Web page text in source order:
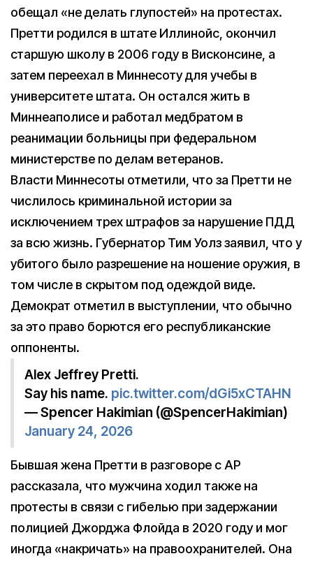
обещал «не делать глупостей» на протестах.
Претти родился в штате Иллинойс, окончил
старшую школу в 2006 году в Висконсине, а
затем переехал в Миннесоту для учебы в
университете штата. Он остался жить в
Миннеаполисе и работал медбратом в
реанимации больницы при федеральном
министерстве по делам ветеранов.
Власти Миннесоты отметили, что за Претти не
числилось криминальной истории за
исключением трех штрафов за нарушение ПДД
за всю жизнь. Губернатор Тим Уолз заявил, что у
убитого было разрешение на ношение оружия, в
том числе в скрытом под одеждой виде.
Демократ отметил в выступлении, что обычно
за это право борются его республиканские
оппоненты.
Alex Jeffrey Pretti.
Say his name. pic.twitter.com/dGi5xCTAHN
— Spencer Hakimian (@SpencerHakimian)
January 24, 2026
Бывшая жена Претти в разговоре с AP
рассказала, что мужчина ходил также на
протесты в связи с гибелью при задержании
полицией Джорджа Флойда в 2020 году и мог
иногда «накричать» на правоохранителей. Она